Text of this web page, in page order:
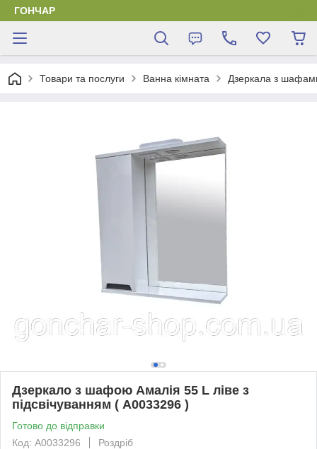
ГОНЧАР
Товари та послуги Ванна кімната Дзеркала з
Дзеркало з шафою Амалія 55 L ліве з
підсвічуванням ( А0033296 )
Готово до відправки
Код: А0033296
Роздріб